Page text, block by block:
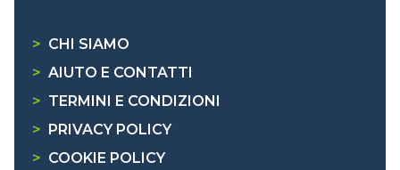
> CHI SIAMO
> AIUTO E CONTATTI
> TERMINI E CONDIZIONI
>
PRIVACY POLICY
> COOKIE POLICY